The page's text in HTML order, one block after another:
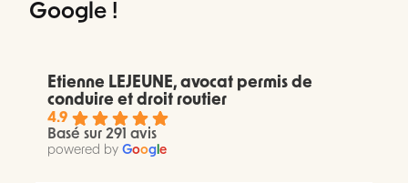
Google !
Etienne LEJEUNE, avocat permis de
conduire et droit routier
4.9
Basé sur 291 avis
powered by Goog e